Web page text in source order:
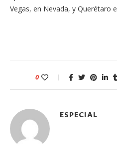
Vegas, en Nevada, y Querétaro
0
ESPECIAL